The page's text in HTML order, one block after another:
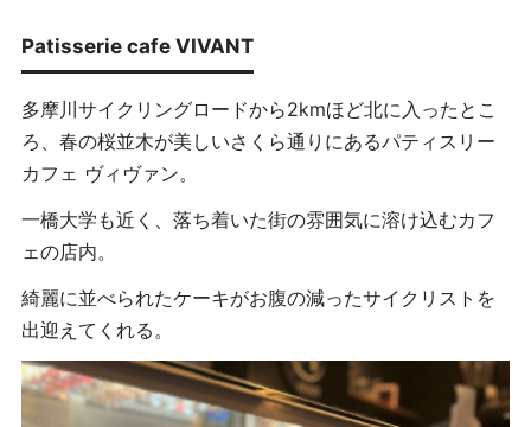
Patisserie cafe VIVANT
多摩川サイクリングロードから2kmほど北に入ったとこ
ろ、春の桜並木が美しいさくら通りにあるパティスリー
カフェ ヴィヴァン。
一橋大学も近く、落ち着いた街の雰囲気に溶け込むカフ
ェの店内。
綺麗に並べられたケーキがお腹の減ったサイクリストを
出迎えてくれる。